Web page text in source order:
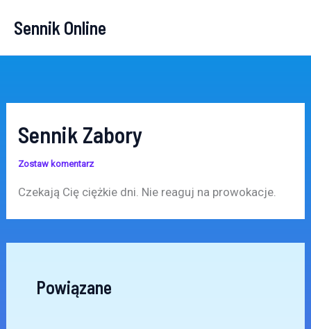
Sennik Online
Sennik Zabory
Zostaw komentarz
Czekają Cię ciężkie dni. Nie reaguj na prowokacje.
Powiązane